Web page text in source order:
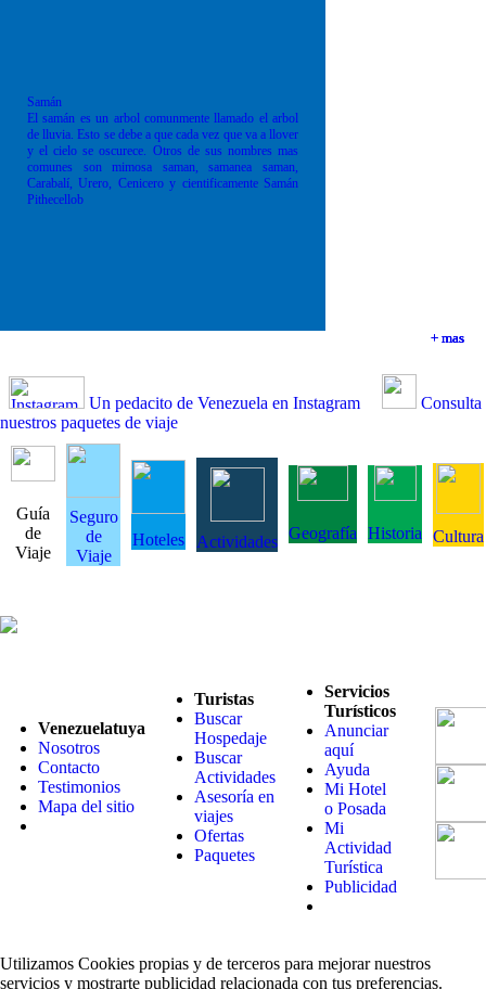
+ mas
+ mas
+ mas
Samán
El samán es un arbol comunmente llamado el arbol
de lluvia. Esto se debe a que cada vez que va a llover
y el cielo se oscurece. Otros de sus nombres mas
comunes son mimosa saman, samanea saman,
Carabalí, Urero, Cenicero y cientificamente Samán
Pithecellob
+ mas
Un pedacito de Venezuela en Instagram
Consulta
nuestros paquetes de viaje
Guía
de
Viaje
Seguro
de
Viaje
Hoteles Actividades Geografía Historia Cultura
Venezuelatuya
Nosotros
Contacto
Testimonios
Mapa del sitio
Turistas
Buscar
Hospedaje
Buscar
Actividades
Asesoría en
viajes
Ofertas
Paquetes
Servicios
Turísticos
Anunciar
aquí
Ayuda
Mi Hotel
o Posada
Mi
Actividad
Turística
Publicidad
Utilizamos Cookies propias y de terceros para mejorar nuestros
servicios y mostrarte publicidad relacionada con tus preferencias.